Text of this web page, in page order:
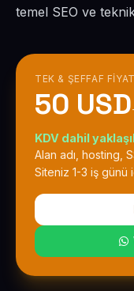
temel SEO ve
TEK & ŞEFFAF FIYAT
50 USD
KDV dahil
Alan adı, hosting,
Siteniz 1-3 iş günü